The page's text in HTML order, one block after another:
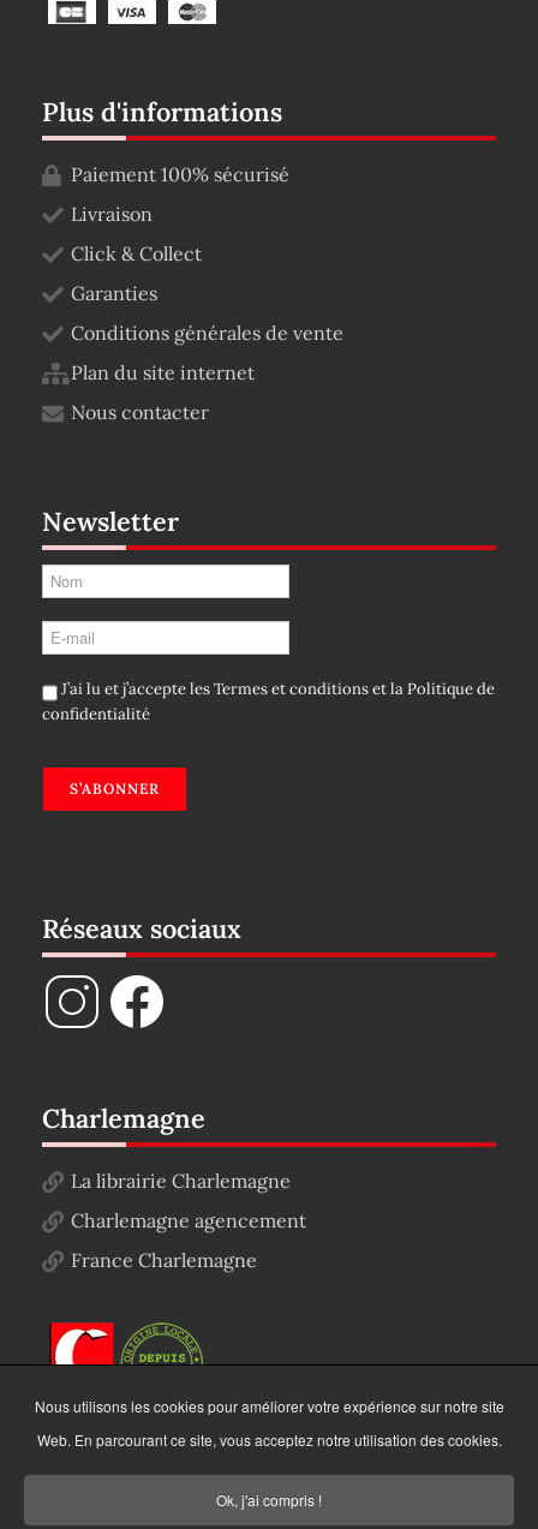
Plus d'informations
Paiement 100% sécurisé
Livraison
Click & Collect
Garanties
Conditions générales de vente
Plan du site internet
Nous contacter
Newsletter
J’ai lu et j’accepte lesTermes et conditionset laPolitique de
confidentialité
S’ABONNER
Réseaux sociaux
Charlemagne
La librairie Charlemagne
Charlemagne agencement
France Charlemagne
Nous utilisons les cookies pour améliorer votre expérience sur notre site
Web. En parcourant ce site, vous acceptez notre utilisation des cookies.
Ok, j'ai compris !